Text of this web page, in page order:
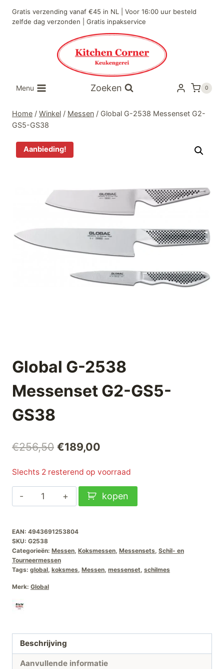
naar
Gratis verzending vanaf €45 in NL | Voor 16:00 uur besteld
zelfde dag verzonden | Gratis inpakservice
Menu Zoeken 0
Home / Winkel / Messen / Global G-2538 Messenset G2-
GS5-GS38
Aanbieding!
Global G-2538
Messenset G2-GS5-
GS38
€256,50 Oorspronkelijke
€256,50.
€189,00
€189,00.
Slechts 2 resterend op voorraad
Global
G-
Messenset
G2-
GS5-
GS38
aantal
kopen
EAN: 4943691253804
SKU: G2538
Categorieën: Messen, Koksmessen, Messensets, Schil- en
Tourneermessen
Tags: global, koksmes, Messen, messenset, schilmes
Merk: Global
Beschrijving
Aanvullende informatie